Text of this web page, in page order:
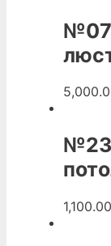
1,100.00